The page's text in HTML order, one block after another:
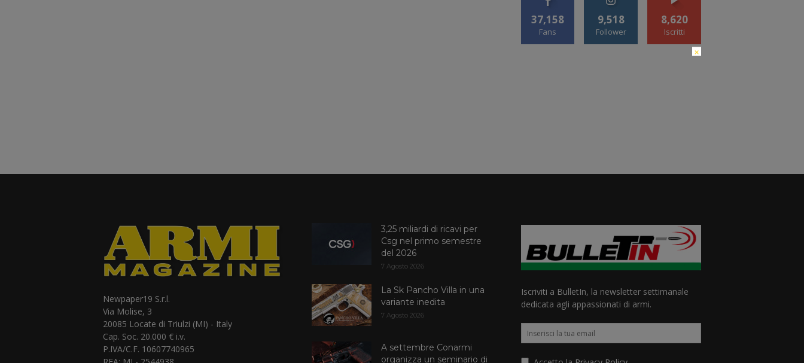
37,158
Fans
9,518
Follower
8,620
Iscritti
Newpaper19 S.r.l.
Via Molise, 3
20085 Locate di Triulzi (MI) - Italy
Cap. Soc. 20.000 € i.v.
P.IVA/C.F. 10607740965
3,25 miliardi di ricavi per
Csg nel primo semestre
del 2026
7 Agosto 2026
La Sk Pancho Villa in una
variante inedita
7 Agosto 2026
A settembre Conarmi
organizza un seminario di
Iscriviti a BulletIn, la newsletter settimanale
dedicata agli appassionati di armi.
×